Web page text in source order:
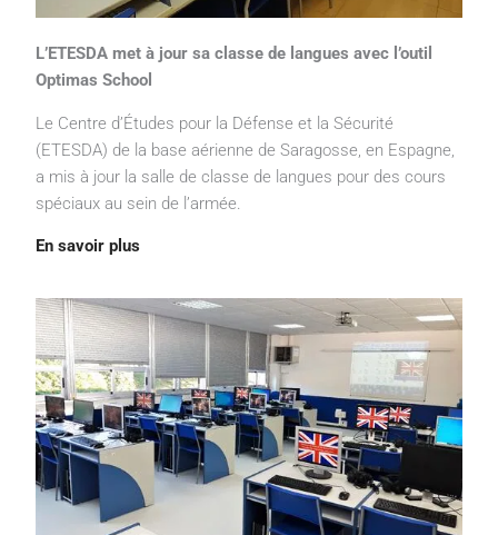
L’ETESDA met à jour sa classe de langues avec l’outil
Optimas School
Le Centre d’Études pour la Défense et la Sécurité
(ETESDA) de la base aérienne de Saragosse, en Espagne,
a mis à jour la salle de classe de langues pour des cours
spéciaux au sein de l’armée.
En savoir plus